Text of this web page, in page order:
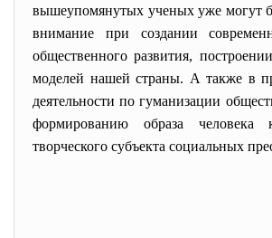
вышеупомянутых ученых уже могут
внимание при создании
общественного развития,
моделей нашей страны. А также в
деятельности по гуманизации
формированию образа человека
творческого субъекта социальных